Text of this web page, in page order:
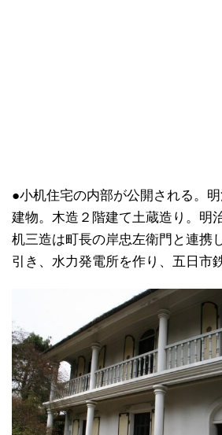
●小机住宅の内部が公開される。
建物。木造２階建て土蔵造り。明
机三造は町長の岸忠左衛門と連携
引き、水力発電所を作り、五日市